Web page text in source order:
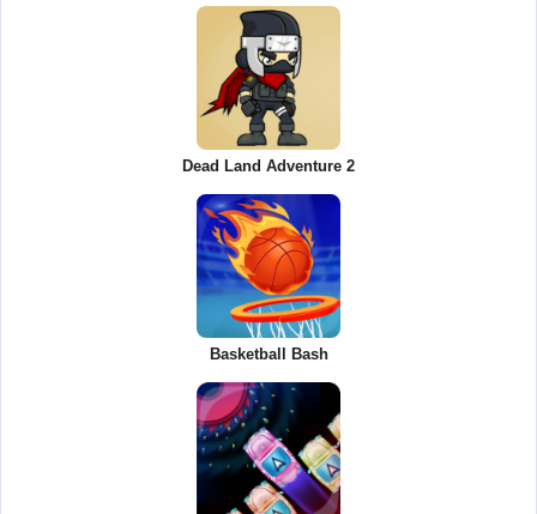
Dead Land Adventure 2
Basketball Bash